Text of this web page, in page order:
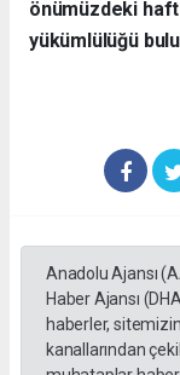
önümüzdeki
yükümlülüğü
Anadolu Ajansı
Haber Ajansı
haberler,
kanallarından